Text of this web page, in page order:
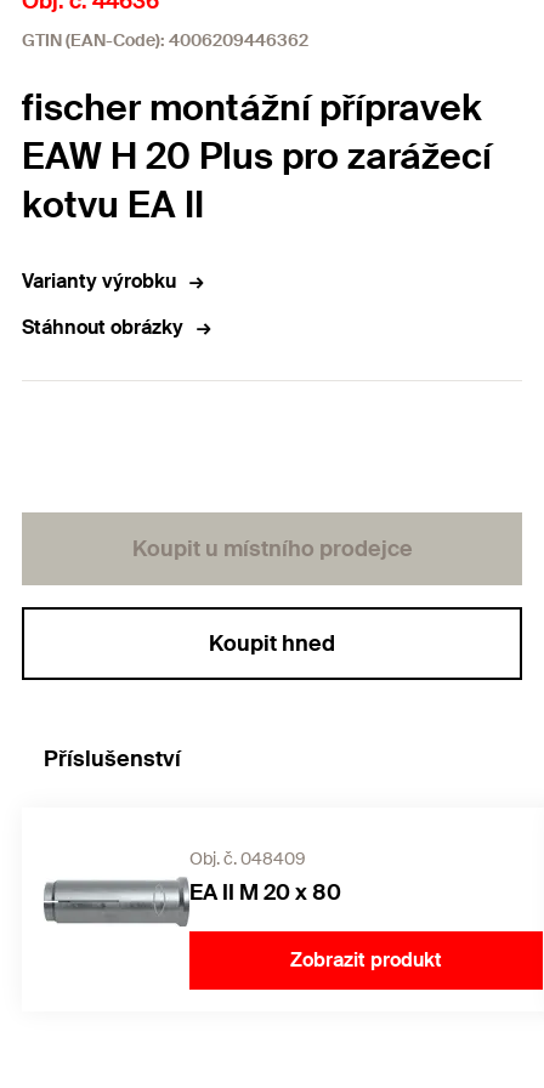
GTIN (EAN-Code): 4006209446362
fischer montážní přípravek
EAW H 20 Plus pro zarážecí
kotvu EA II
Varianty výrobku
Stáhnout obrázky
Koupit u místního prodejce
Koupit hned
Příslušenství
Obj. č. 048409
EA II M 20 x 80
Zobrazit produkt